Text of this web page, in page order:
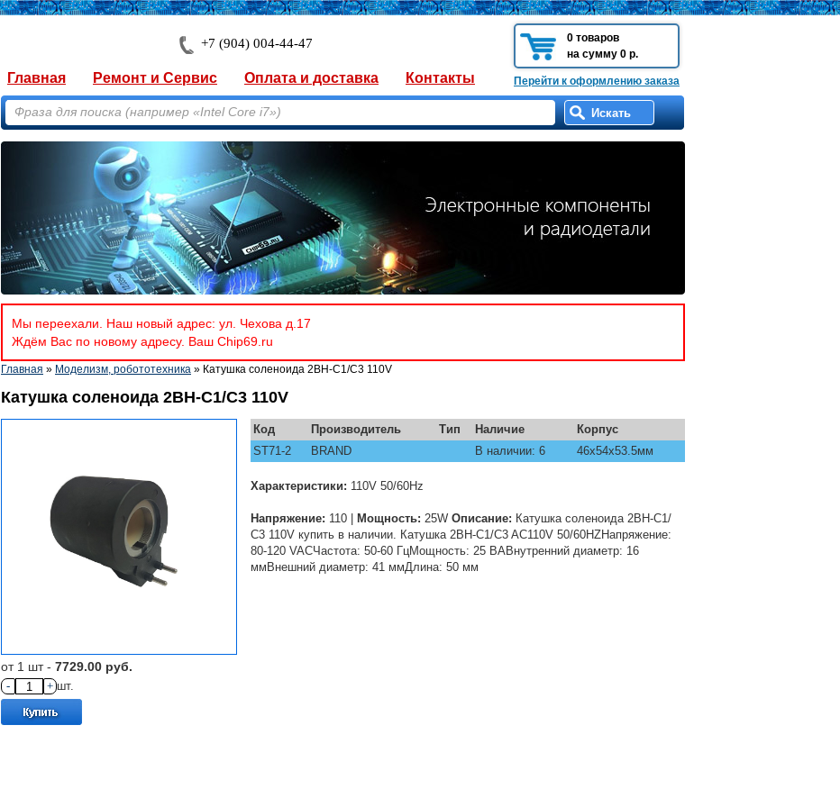
+7 (904) 004-44-47
0 товаров
на сумму 0 р.
Перейти к оформлению заказа
Главная Ремонт и Сервис Оплата и доставка Контакты
Мы переехали. Наш новый адрес: ул. Чехова д.17
Ждём Вас по новому адресу. Ваш Chip69.ru
Главная » Моделизм, робототехника » Катушка соленоида 2BН-С1/С3 110V
Катушка соленоида 2BН-С1/С3 110V
от 1 шт - 7729.00 руб.
- + шт.
Код Производитель Тип Наличие
Корпус
ST71-2
BRAND В наличии: 6 46х54х53.5мм
Характеристики: 110V 50/60Hz
Напряжение: 110 | Мощность: 25W Описание: Катушка соленоида 2ВН-С1/
С3 110V купить в наличии. Катушка 2BH-C1/C3 AC110V 50/60HZНапряжение:
80-120 VACЧастота: 50-60 ГцМощность: 25 ВАВнутренний диаметр: 16
ммВнешний диаметр: 41 ммДлина: 50 мм